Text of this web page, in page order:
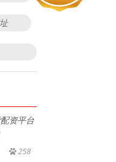
资平台
258